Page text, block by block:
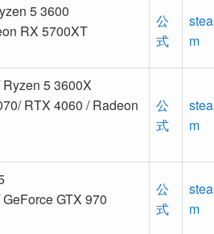
5 3600
RX 5700XT
公
式
stea
m
5 3600X
RTX 4060 / Radeon
公
式
stea
m
GTX 970
公
式
stea
m